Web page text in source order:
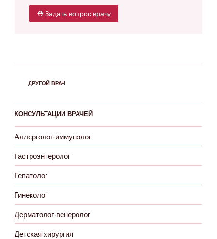
⛑ Задать вопрос врачу
РУБРИКИ
ДРУГОЙ ВРАЧ
КОНСУЛЬТАЦИИ ВРАЧЕЙ
Аллерголог-иммунолог
Гастроэнтеролог
Гепатолог
Гинеколог
Дерматолог-венеролог
Детская хирургия